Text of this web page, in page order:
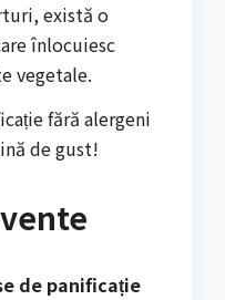
există o
înlocuiesc
vegetale.
fără alergeni
de gust!
de panificație